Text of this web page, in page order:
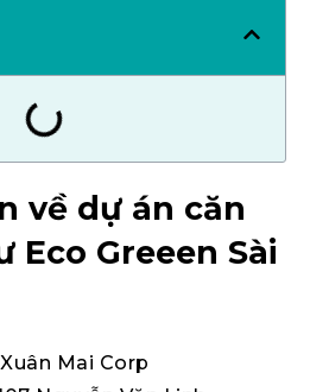
về dự án căn
Eco Greeen Sài
Mai Corp